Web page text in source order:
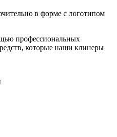
в форме с логотипом
профессиональных
которые наши клинеры